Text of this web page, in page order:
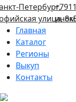
Петербург,
улица,
Главная
Каталог
Регионы
Выкуп
Контакты